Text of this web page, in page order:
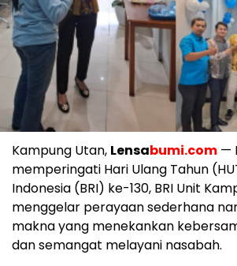
Kampung Utan, Lensabumi.com —
memperingati Hari Ulang Tahun
Indonesia (BRI) ke-130, BRI Unit
menggelar perayaan sederhana
makna yang menekankan
dan semangat melayani nasabah.